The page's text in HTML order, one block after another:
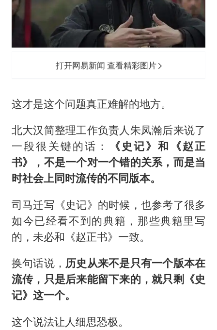
打开网易新闻 查看精彩图片
这才是这个问题真正难解的地方。
北大汉简整理工作负责人朱凤瀚后来说了
一段很关键的话：
《史记》和《赵正
书》，不是一个对一个错的关系，而是当
时社会上同时流传的不同版本。
司马迁写《史记》的时候，也参考了很多
如今已经看不到的典籍，那些典籍里写
的，未必和《赵正书》一致。
换句话说， 历史从来不是只有一个版本在
流传，只是后来能留下来的，就只剩《史
记》这一个。
这个说法让人细思恐极。